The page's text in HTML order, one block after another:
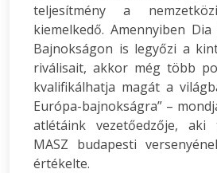
teljesítmény a
kiemelkedő. Amennyiben
Bajnokságon is legyőzi a
riválisait, akkor még több
kvalifikálhatja magát a
Európa-bajnokságra” –
atlétáink vezetőedzője, aki
MASZ budapesti
értékelte.